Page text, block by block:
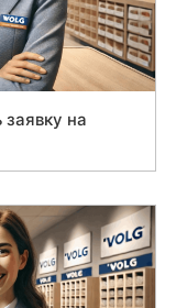
заявку на